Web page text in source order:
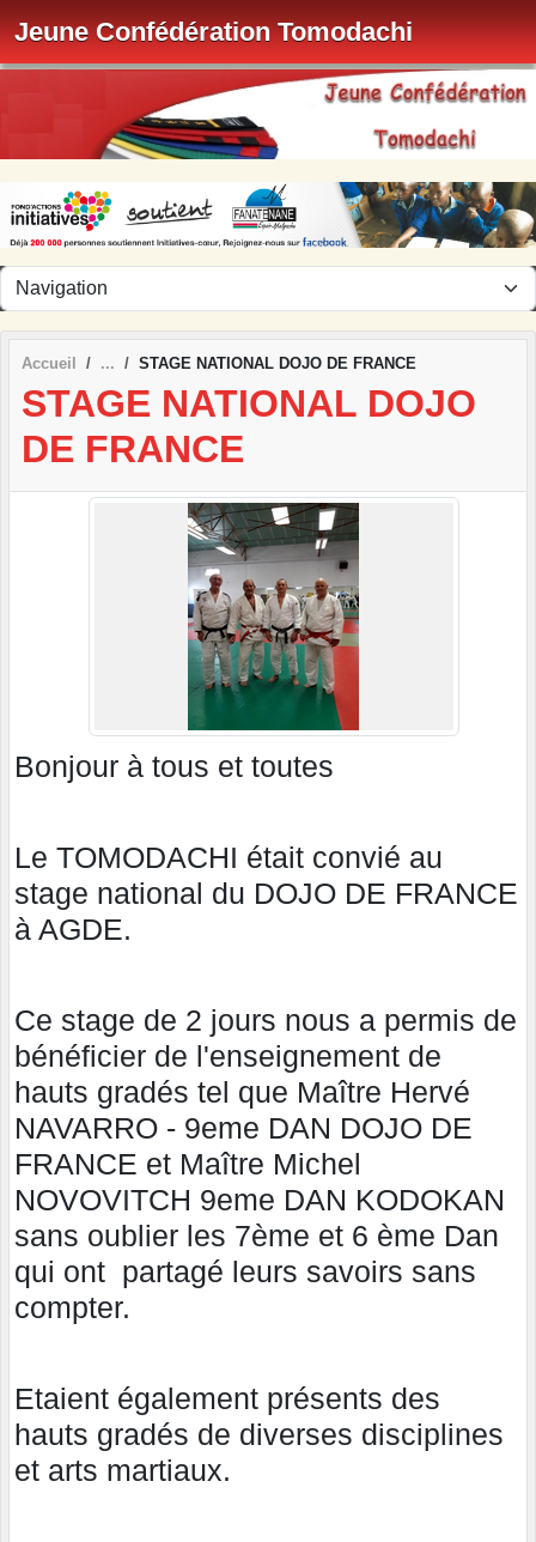
Jeune Confédération Tomodachi
Accueil STAGE NATIONAL DOJO DE FRANCE
STAGE NATIONAL DOJO
DE FRANCE
Bonjour à tous et toutes
Le TOMODACHI était convié au
stage national du DOJO DE FRANCE
à AGDE.
Ce stage de 2 jours nous a permis de
bénéficier de l'enseignement de
hauts gradés tel que Maître Hervé
NAVARRO - 9eme DAN DOJO DE
FRANCE et Maître Michel
NOVOVITCH 9eme DAN KODOKAN
sans oublier les 7ème et 6 ème Dan
qui ont partagé leurs savoirs sans
compter.
Etaient également présents des
hauts gradés de diverses disciplines
et arts martiaux.